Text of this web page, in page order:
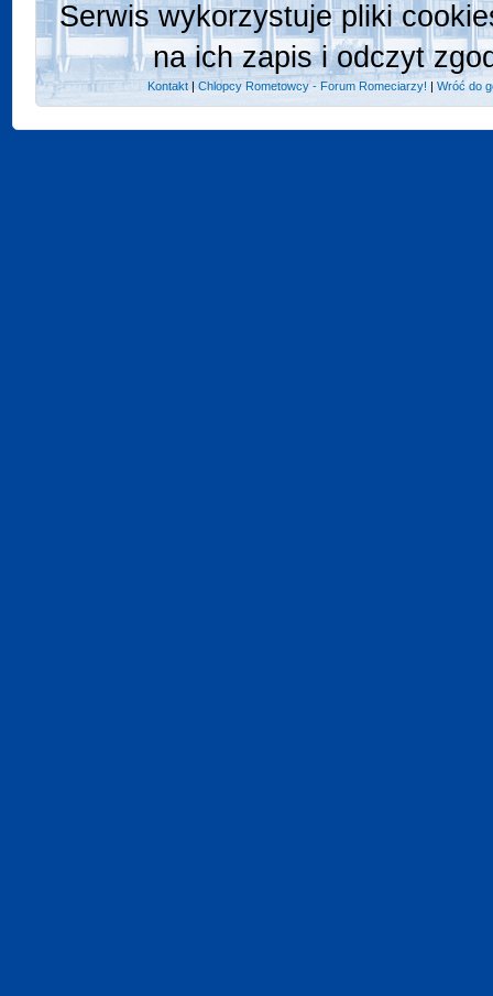
Serwis wykorzystuje pliki
na ich zapis i odczyt
Kontakt |Chlopcy Rometowcy - Forum Romeciarzy! |Wróć do